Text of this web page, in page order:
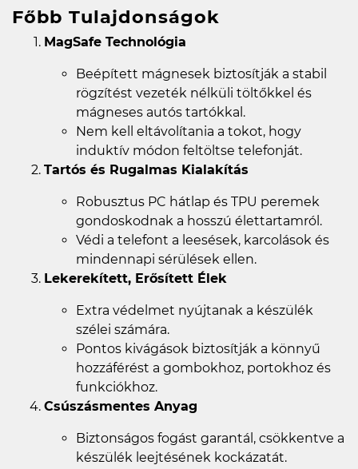
Főbb Tulajdonságok
MagSafe Technológia
Beépített mágnesek biztosítják a stabil
rögzítést vezeték nélküli töltőkkel és
mágneses autós tartókkal.
Nem kell eltávolítania a tokot, hogy
induktív módon feltöltse telefonját.
Tartós és Rugalmas Kialakítás
Robusztus PC hátlap és TPU peremek
gondoskodnak a hosszú élettartamról.
Védi a telefont a leesések, karcolások és
mindennapi sérülések ellen.
Lekerekített, Erősített Élek
Extra védelmet nyújtanak a készülék
szélei számára.
Pontos kivágások biztosítják a könnyű
hozzáférést a gombokhoz, portokhoz és
funkciókhoz.
Csúszásmentes Anyag
Biztonságos fogást garantál, csökkentve a
készülék leejtésének kockázatát.